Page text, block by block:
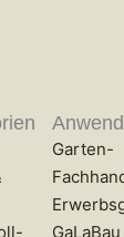
Garten-
GaLaBau